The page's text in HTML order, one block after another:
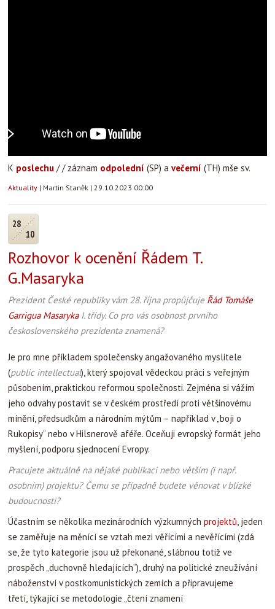
K poslechu / / záznam odpolední (SP) a večerní (TH) mše sv.
Aktuality | Martin Staněk | 29.10.2023 00:00
28
10
Rozhovor k ocenění Řádem T.
G.Masaryka
Prezident České republiky vám 28. října propůjčuje Řád Tomáše
Garrigua MasarykaI. třídy. Co pro vás osobnost prvního
československého prezidenta znamená?
Je pro mne příkladem společensky angažovaného myslitele
(public intellectual), který spojoval vědeckou práci s veřejným
působením, praktickou reformou společnosti. Zejména si vážím
jeho odvahy postavit se v českém prostředí proti většinovému
mínění, předsudkům a národním mýtům – například v „boji o
Rukopisy“ nebo v Hilsnerově aféře. Oceňuji evropský formát jeho
myšlení, podporu sjednocení Evropy.
Pracujete aktuálně na nějaké publikaci nebo větším (i např.
osobním) projektu? Čemu se případně budete věnovat v blízké
budoucnosti?
Účastním se několika mezinárodních výzkumných projektů, jeden
se zaměřuje na měnící se vztah mezi věřícími a nevěřícími (zdá
se, že tyto kategorie jsou už překonané, slábnou totiž ve
prospěch „duchovně hledajících“), druhý na politické zneužívání
náboženství v postkomunistických zemích a připravujeme
třetí, týkající se metodologie „čtení znamení